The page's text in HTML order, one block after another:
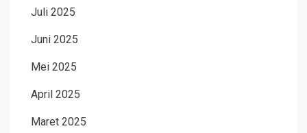
Juli 2025
Juni 2025
Mei 2025
April 2025
Maret 2025